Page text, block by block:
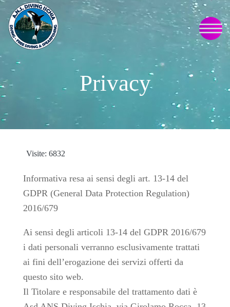
Privacy
Visite: 6832
Informativa resa ai sensi degli art. 13-14 del
GDPR (General Data Protection Regulation)
2016/679
Ai sensi degli articoli 13-14 del GDPR 2016/679
i dati personali verranno esclusivamente trattati
ai fini dell’erogazione dei servizi offerti da
questo sito web.
Il Titolare e responsabile del trattamento dati è